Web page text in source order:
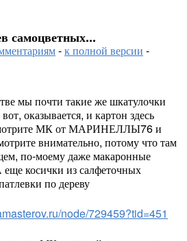
самоцветных...
-к полной версии -
мы почти такие же шкатулочки
оказывается, и картон здесь
МК от МАРИНЕЛЛЫ76 и
внимательно, потому что там
по-моему даже макаронные
косички из салфеточных
по дереву
node/729459?tid=451